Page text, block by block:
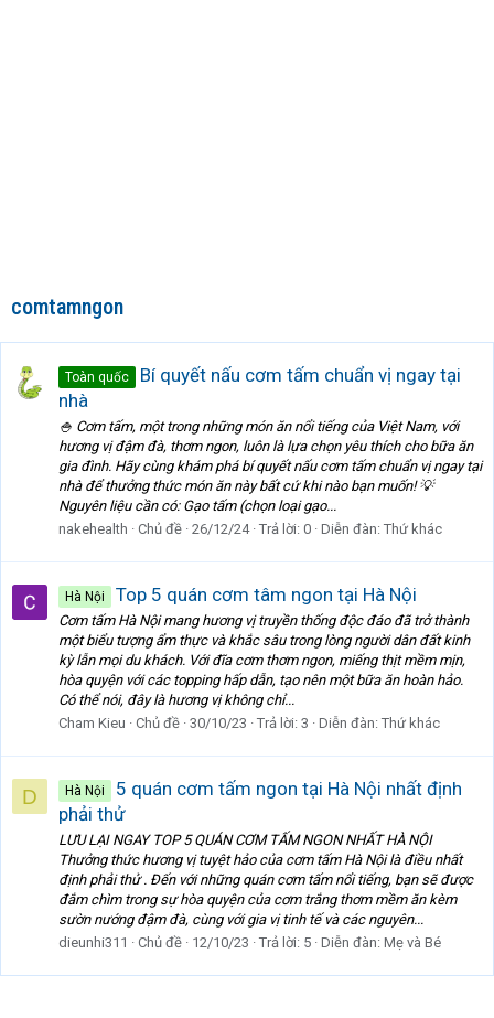
comtamngon
Toàn quốc
Bí quyết nấu cơm tấm chuẩn vị ngay tại
nhà
🍚 Cơm tấm, một trong những món ăn nổi tiếng của Việt Nam, với
hương vị đậm đà, thơm ngon, luôn là lựa chọn yêu thích cho bữa ăn
gia đình. Hãy cùng khám phá bí quyết nấu cơm tấm chuẩn vị ngay tại
nhà để thưởng thức món ăn này bất cứ khi nào bạn muốn! 💡
Nguyên liệu cần có: Gạo tấm (chọn loại gạo...
nakehealth
Chủ đề 26/12/24 Trả lời: 0 Diễn đàn: Thứ khác
Hà Nội Top 5 quán cơm tâm ngon tại Hà Nội
Cơm tấm Hà Nội mang hương vị truyền thống độc đáo đã trở thành
một biểu tượng ẩm thực và khắc sâu trong lòng người dân đất kinh
kỳ lẫn mọi du khách. Với đĩa cơm thơm ngon, miếng thịt mềm mịn,
hòa quyện với các topping hấp dẫn, tạo nên một bữa ăn hoàn hảo.
Có thể nói, đây là hương vị không chỉ...
Cham Kieu
Chủ đề 30/10/23 Trả lời: 3 Diễn đàn: Thứ khác
D Hà Nội
5 quán cơm tấm ngon tại Hà Nội nhất định
phải thử
LƯU LẠI NGAY TOP 5 QUÁN CƠM TẤM NGON NHẤT HÀ NỘI
Thưởng thức hương vị tuyệt hảo của cơm tấm Hà Nội là điều nhất
định phải thử . Đến với những quán cơm tấm nổi tiếng, bạn sẽ được
đắm chìm trong sự hòa quyện của cơm trắng thơm mềm ăn kèm
sườn nướng đậm đà, cùng với gia vị tinh tế và các nguyên...
dieunhi311
Chủ đề 12/10/23 Trả lời: 5 Diễn đàn: Mẹ và Bé